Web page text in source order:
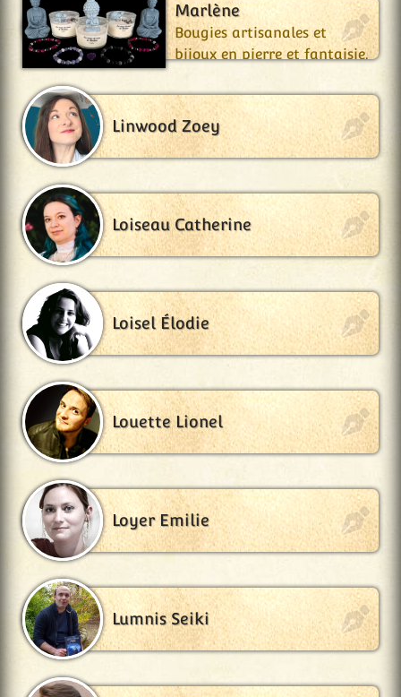
Marlène
Bougies artisanales et
bijoux en pierre et fantaisie.
Linwood Zoey
Loiseau Catherine
Loisel Élodie
Louette Lionel
Loyer Emilie
Lumnis Seiki